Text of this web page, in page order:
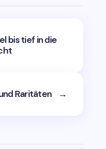
bis tief in die
Raritäten →